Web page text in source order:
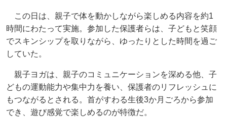
この日は、親子で体を動かしながら楽しめる内容を約1
時間にわたって実施。参加した保護者らは、子どもと笑顔
でスキンシップを取りながら、ゆったりとした時間を過ご
していた。
親子ヨガは、親子のコミュニケーションを深める他、子
どもの運動能力や集中力を養い、保護者のリフレッシュに
もつながるとされる。首がすわる生後3か月ごろから参加
でき、遊び感覚で楽しめるのが特徴だ。